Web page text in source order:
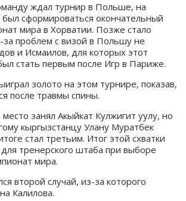
ждал турнир в Польше, на
сформироваться окончательный
мира в Хорватии. Позже стало
за проблем с визой в Польшу не
и Исмаилов, для которых этот
стать первым после Игр в Париже.
золото на этом турнире, показав,
после травмы спины.
занял Акыйкат Кулжигит уулу, но
кыргызстанцу Улану Муратбек
стал третьим. Итог этой схватки
тренерского штаба при выборе
мира.
второй случай, из-за которого
Калилова.